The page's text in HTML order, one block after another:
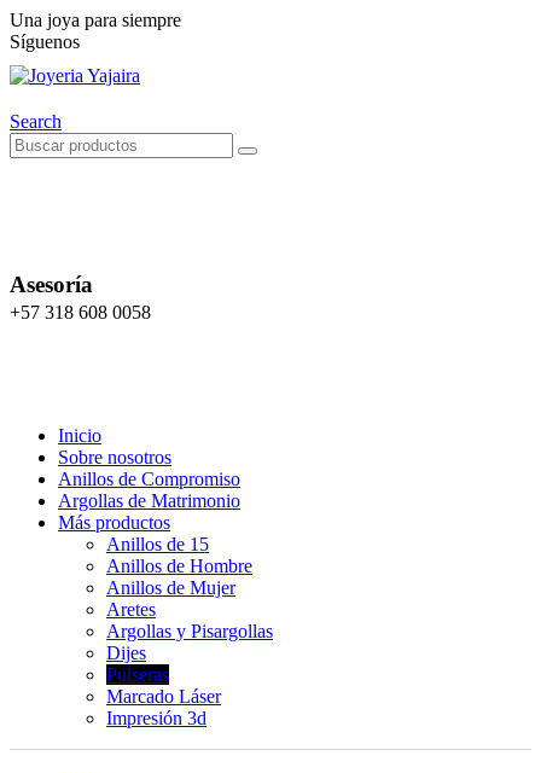
Una joya para siempre
Síguenos
Search
Asesoría
+57 318 608 0058
Inicio
Sobre nosotros
Anillos de Compromiso
Argollas de Matrimonio
Más productos
Anillos de 15
Anillos de Hombre
Anillos de Mujer
Aretes
Argollas y Pisargollas
Dijes
Pulseras
Marcado Láser
Impresión 3d